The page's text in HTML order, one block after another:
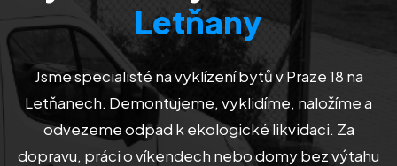
Stěhování
Malování
Deratizace a dezinsekce
Letňany
Jsme specialisté na vyklízení bytů v Praze 18 na
Letňanech. Demontujeme, vyklidíme, naložíme a
odvezeme odpad k ekologické likvidaci. Za
dopravu, práci o víkendech nebo domy bez výtahu